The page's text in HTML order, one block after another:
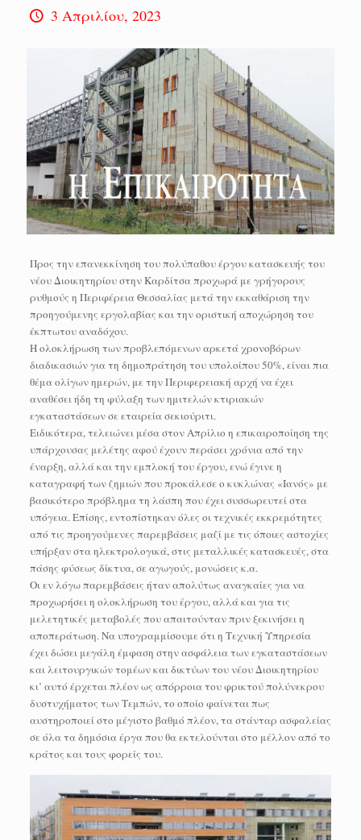
3 Απριλίου, 2023
Προς την επανεκκίνηση του πολύπαθου έργου κατασκευής του
νέου Διοικητηρίου στην Καρδίτσα προχωρά με γρήγορους
ρυθμούς η Περιφέρεια Θεσσαλίας μετά την εκκαθάριση την
προηγούμενης εργολαβίας και την οριστική αποχώρηση του
έκπτωτου αναδόχου.
Η ολοκλήρωση των προβλεπόμενων αρκετά χρονοβόρων
διαδικασιών για τη δημοπράτηση του υπολοίπου 50%, είναι πια
θέμα ολίγων ημερών, με την Περιφερειακή αρχή να έχει
αναθέσει ήδη τη φύλαξη των ημιτελών κτιριακών
εγκαταστάσεων σε εταιρεία σεκιούριτι.
Ειδικότερα, τελειώνει μέσα στον Απρίλιο η επικαιροποίηση της
υπάρχουσας μελέτης αφού έχουν περάσει χρόνια από την
έναρξη, αλλά και την εμπλοκή του έργου, ενώ έγινε η
καταγραφή των ζημιών που προκάλεσε ο κυκλώνας «Ιανός» με
βασικότερο πρόβλημα τη λάσπη που έχει συσσωρευτεί στα
υπόγεια. Επίσης, εντοπίστηκαν όλες οι τεχνικές εκκρεμότητες
από τις προηγούμενες παρεμβάσεις μαζί με τις όποιες αστοχίες
υπήρξαν στα ηλεκτρολογικά, στις μεταλλικές κατασκευές, στα
πάσης φύσεως δίκτυα, σε αγωγούς, μονώσεις κ.α.
Οι εν λόγω παρεμβάσεις ήταν απολύτως αναγκαίες για να
προχωρήσει η ολοκλήρωση του έργου, αλλά και για τις
μελετητικές μεταβολές που απαιτούνταν πριν ξεκινήσει η
αποπεράτωση. Να υπογραμμίσουμε ότι η Τεχνική Υπηρεσία
έχει δώσει μεγάλη έμφαση στην ασφάλεια των εγκαταστάσεων
και λειτουργικών τομέων και δικτύων του νέου Διοικητηρίου
κι’ αυτό έρχεται πλέον ως απόρροια του φρικτού πολύνεκρου
δυστυχήματος των Τεμπών, το οποίο φαίνεται πως
αυστηροποιεί στο μέγιστο βαθμό πλέον, τα στάνταρ ασφαλείας
σε όλα τα δημόσια έργα που θα εκτελούνται στο μέλλον από το
κράτος και τους φορείς του.